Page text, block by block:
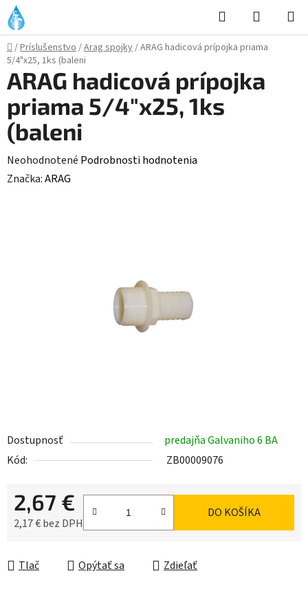
Prejsť
na
obsah
Hľadať
KOŠÍK
Domov
/Príslušenstvo/Arag spojky/ARAG hadicová prípojka priama
5/4"x25, 1ks (baleni
Dostupnosť
predajňa Galvaniho 6 BA
Kód:
ZB00009076
2,67 €
2,17 € bez DPH
DO KOŠÍKA
Tlač Opýtať sa Zdieľať
ARAG hadicová prípojka
priama 5/4"x25, 1ks
(baleni
Priemerné
hodnotenie
Neohodnotené Podrobnosti hodnotenia
Značka:ARAG